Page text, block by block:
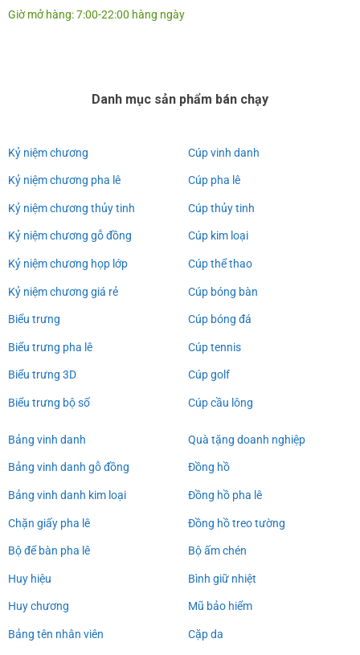
Giờ mở hàng: 7:00-22:00 hàng ngày
Danh mục sản phẩm bán chạy
Kỷ niệm chương
Kỷ niệm chương pha lê
Kỷ niệm chương thủy tinh
Kỷ niệm chương gỗ đồng
Kỷ niệm chương họp lớp
Kỷ niệm chương giá rẻ
Biểu trưng
Biểu trưng pha lê
Biểu trưng 3D
Biểu trưng bộ số
Cúp vinh danh
Cúp pha lê
Cúp thủy tinh
Cúp kim loại
Cúp thể thao
Cúp bóng bàn
Cúp bóng đá
Cúp tennis
Cúp golf
Cúp cầu lông
Bảng vinh danh
Bảng vinh danh gỗ đồng
Bảng vinh danh kim loại
Chặn giấy pha lê
Bộ để bàn pha lê
Huy hiệu
Huy chương
Bảng tên nhân viên
Quà tặng doanh nghiệp
Đồng hồ
Đồng hồ pha lê
Đồng hồ treo tường
Bộ ấm chén
Bình giữ nhiệt
Mũ bảo hiểm
Cặp da